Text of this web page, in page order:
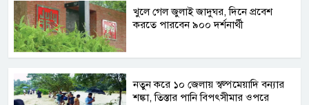
খুলে গেল জুলাই জাদুঘর, দিনে প্রবেশ
করতে পারবেন ৯০০ দর্শনার্থী
নতুন করে ১০ জেলায় স্বল্পমেয়াদি বন্যার
শঙ্কা, তিস্তার পানি বিপৎসীমার ওপরে